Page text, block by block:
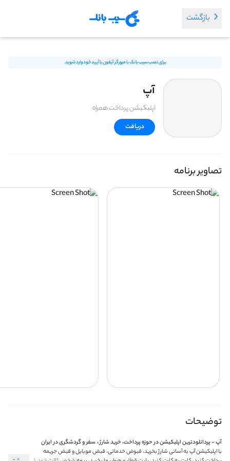
بازگشت
برای نصب سیب بانک با مرورگر آیفون یا آیپد خود وارد شوید.
آپ
اپلیکیشن پرداخت همراه
دریافت
تصاویر برنامه
توضیحات
آپ - پردانلودتریناپلیکیشن در حوزه پرداخت، خرید شارژ، سفر و گردشگری در ایران
با اپلیکیشن آپ به آسانی شارژ بخرید، قبوض خدماتی، قبض موبایل و قبض جریمه